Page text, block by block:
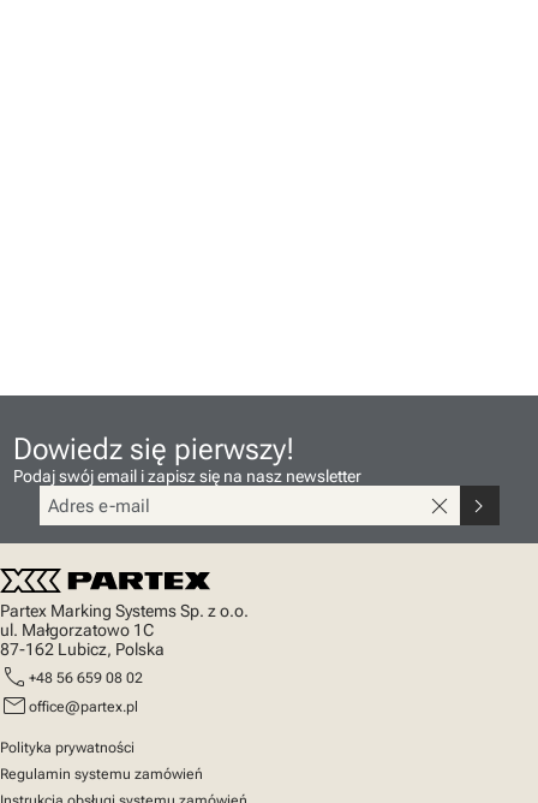
Dowiedz się pierwszy!
Podaj swój email i zapisz się na nasz newsletter
close chevron_right
Partex Marking Systems Sp. z o.o.
ul. Małgorzatowo 1C
87-162 Lubicz, Polska
call +48 56 659 08 02
mail office@partex.pl
Polityka prywatności
Regulamin systemu zamówień